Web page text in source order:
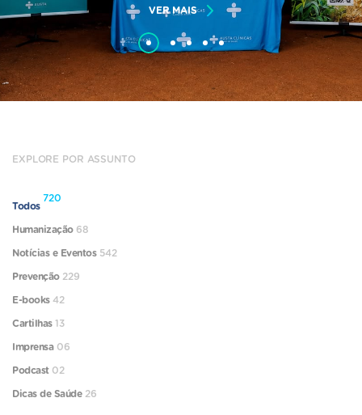
VER MAIS
EXPLORE POR ASSUNTO
Todos
720
Humanização 68
Notícias e Eventos 542
Prevenção 229
E-books 42
Cartilhas13
Imprensa 06
Podcast 02
Dicas de Saúde 26